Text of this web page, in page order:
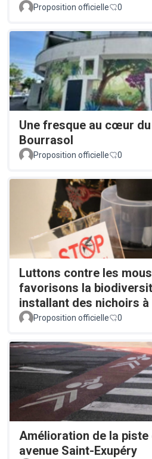
Proposition officielle
0
Une fresque au cœur
Bourrasol
Proposition officielle 0
Luttons contre les
favorisons la
installant des nichoirs à
Proposition officielle 0
Amélioration de la piste
avenue Saint-Exupéry